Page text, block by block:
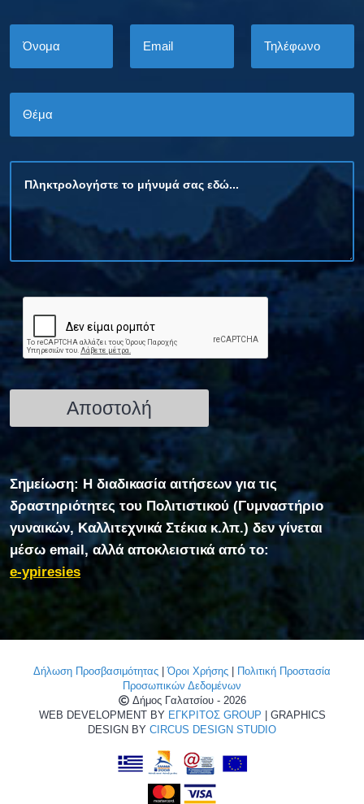
Σημείωση: Η διαδικασία αιτήσεων για τις
δραστηριότητες του Πολιτιστικού (Γυμναστήριο
γυναικών, Καλλιτεχνικά Στέκια κ.λπ.) δεν γίνεται
μέσω email, αλλά αποκλειστικά από το:
e-ypiresies
Δήλωση Προσβασιμότητας |Όροι Χρήσης
Πολιτική Προστασία
Προσωπικών Δεδομένων
Δήμος Γαλατσίου - 2026
WEB DEVELOPMENT BY ΕΓΚΡΙΤΟΣ GROUP | GRAPHICS
DESIGN BY CIRCUS DESIGN STUDIO